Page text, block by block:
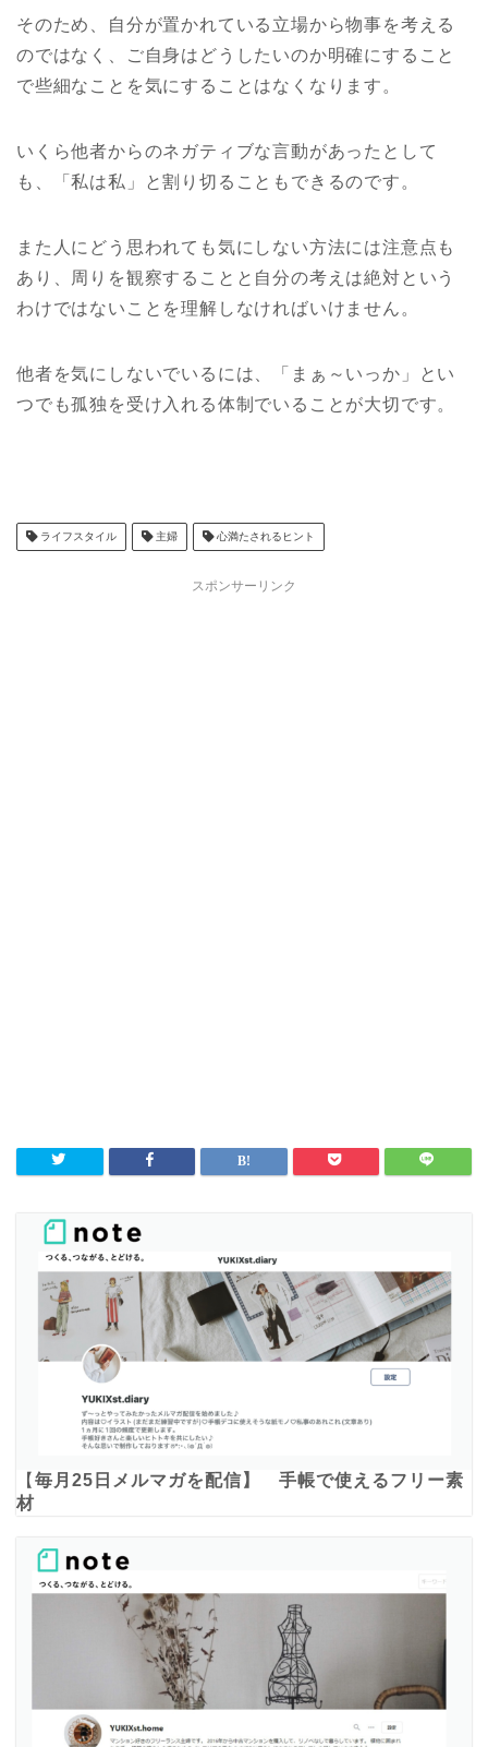
そのため、自分が置かれている立場から物事を考える
のではなく、ご自身はどうしたいのか明確にすること
で些細なことを気にすることはなくなります。
いくら他者からのネガティブな言動があったとして
も、「私は私」と割り切ることもできるのです。
また人にどう思われても気にしない方法には注意点も
あり、周りを観察することと自分の考えは絶対という
わけではないことを理解しなければいけません。
他者を気にしないでいるには、「まぁ～いっか」とい
つでも孤独を受け入れる体制でいることが大切です。
ライフスタイル 主婦 心満たされるヒント
スポンサーリンク
【 毎月25日メルマガを配信】 手帳で使えるフリー素
材